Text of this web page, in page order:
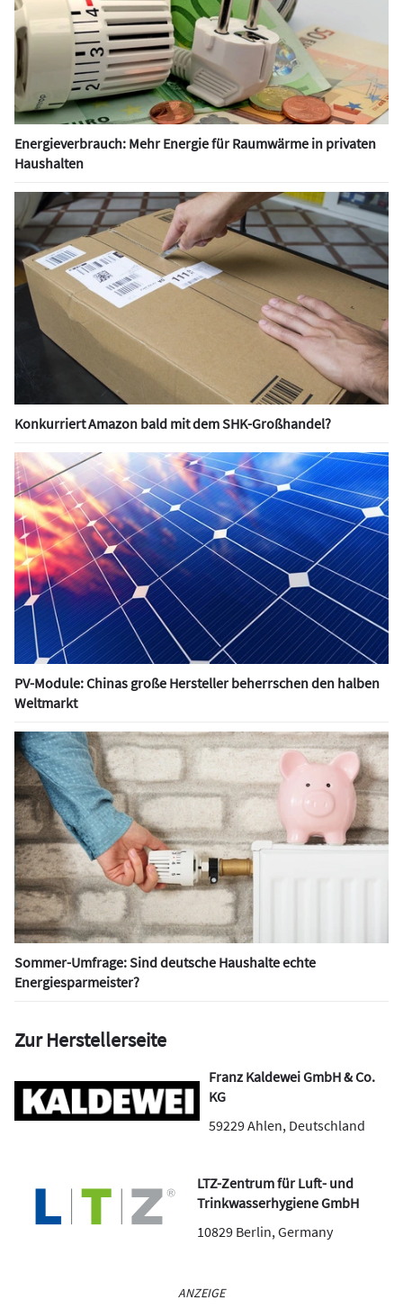
Energieverbrauch: Mehr Energie für Raumwärme in privaten
Haushalten
Konkurriert Amazon bald mit dem SHK-Großhandel?
PV-Module: Chinas große Hersteller beherrschen den halben
Weltmarkt
Sommer-Umfrage: Sind deutsche Haushalte echte
Energiesparmeister?
Zur Herstellerseite
Franz Kaldewei GmbH & Co.
KG
59229Ahlen, Deutschland
LTZ-Zentrum für Luft- und
Trinkwasserhygiene GmbH
10829 Berlin, Germany
ANZEIGE